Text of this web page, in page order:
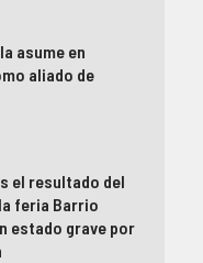
asume en
aliado de
el resultado del
feria Barrio
estado grave por